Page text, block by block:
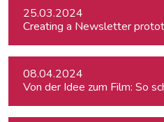
25.03.2024
Creating a Newsletter
08.04.2024
Von der Idee zum Film: So